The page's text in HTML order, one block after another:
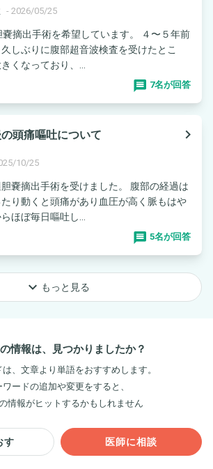
- 2026/05/25
手術を希望しています。 ４〜５年前
しぶりに腹部超音波検査を受けたとこ
くなっており、...
7名が回答
頭痛嘔吐について
navigate_next
10/25
嚢摘出手術を受けました。 腹部の経過は
り動くと頭痛があり血圧が高く脈もはや
ほぼ毎日嘔吐し...
5名が回答
keyboard_arrow_down もっと見る
情報は、見つかりましたか？
、文章より単語をおすすめします。
ワードの追加や変更をすると、
情報がヒットするかもしれません
す 医師に相談